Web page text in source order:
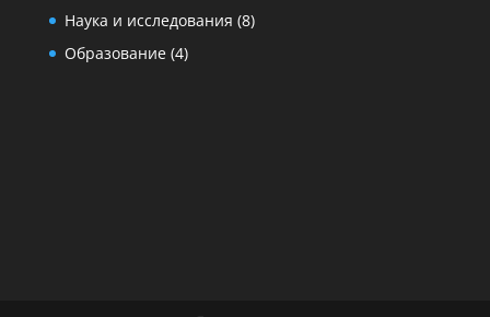
Наука и исследования (8)
Образование(4)